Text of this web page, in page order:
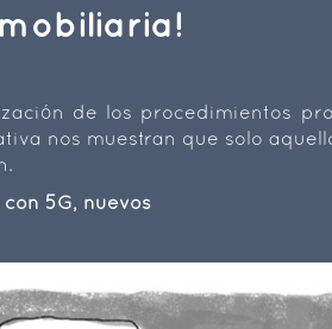
de los procedimientos
nos muestran que solo
5G, nuevos